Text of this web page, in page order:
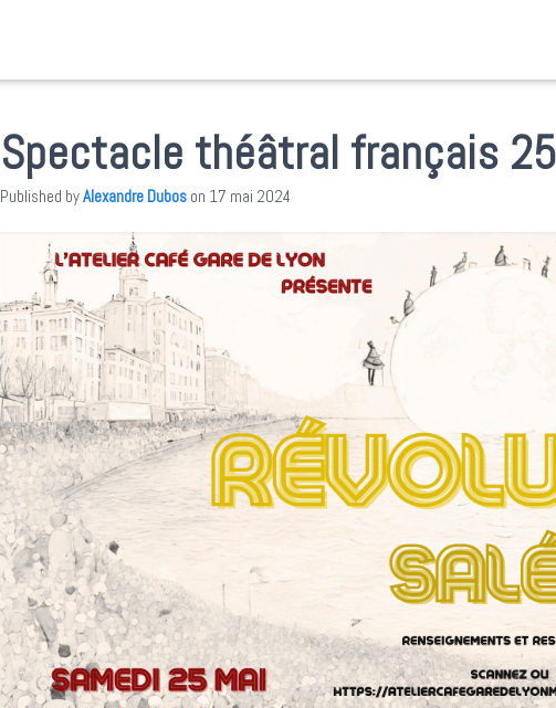
Spectacle théâtral français
Published byAlexandre Dubos on 17 mai 2024